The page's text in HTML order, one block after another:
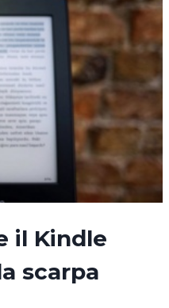
il Kindle
scarpa